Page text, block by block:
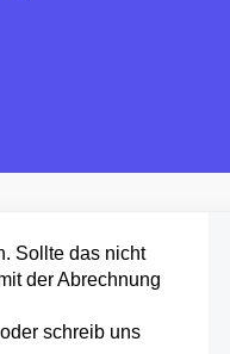
Sollte das nicht
der Abrechnung
schreib uns